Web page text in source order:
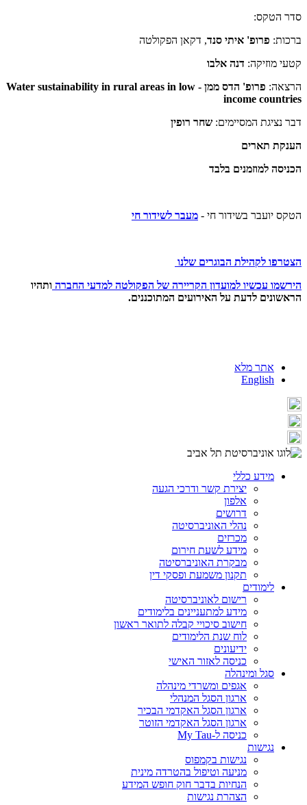
סדר הטקס:
ברכות: פרופ' איתי סנד, דקאן הפקולטה
קטעי מוזיקה: דנה אלבו
הרצאה:
פרופ' הדס ממן - Water sustainability in rural areas in low
income countries
דבר נציגת המסיימים: שחר רופין
הענקת תארים
הכניסה למוזמנים בלבד
הטקס יועבר בשידור חי - מעבר לשידור חי
הצטרפו לקהילת הבוגרים שלנו
הירשמו עכשיו למועדון הקריירה של הפקולטה למדעי החברה ותהיו
הראשונים לדעת על האירועים המתוכננים.
אתר מלא
English
מידע כללי
יצירת קשר ודרכי הגעה
אלפון
דרושים
נהלי האוניברסיטה
מכרזים
מידע לשעת חירום
מבקרת האוניברסיטה
תקנון משמעת ופסקי דין
לימודים
רישום לאוניברסיטה
מידע למתעניינים בלימודים
חישוב סיכויי קבלה לתואר ראשון
לוח שנת הלימודים
ידיעונים
כניסה לאזור האישי
סגל ומינהלה
אגפים ומשרדי מינהלה
ארגון הסגל המנהלי
ארגון הסגל האקדמי הבכיר
ארגון הסגל האקדמי הזוטר
כניסה ל-My Tau
נגישות
נגישות בקמפוס
מניעה וטיפול בהטרדה מינית
הנחיות בדבר חוק חופש המידע
הצהרת נגישות